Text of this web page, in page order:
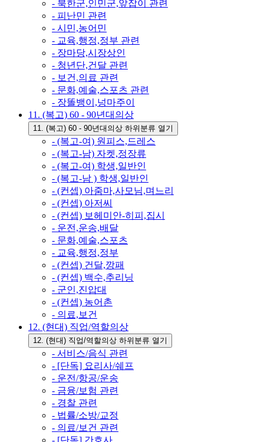
- 북한군,인민군,앞잡이 관련
- 피난민 관련
- 시민,농어민
- 교육,행정,정부 관련
- 장마당,시장상인
- 청년단,건달 관련
- 보건,의료 관련
- 문화,예술,스포츠 관련
- 장똘뱅이,넝마주이
11. (복고) 60 - 90년대의상
11. (복고) 60 - 90년대의상 하위분류 열기
- (복고-여) 원피스,드레스
- (복고-남) 자켓,정장류
- (복고-여) 학생,일반인
- (복고-남 ) 학생,일반인
- (컨셉) 아줌마,사모님,며느리
- (컨셉) 아저씨
- (컨셉) 보헤미안-히피,집시
- 운전,운송,배달
- 문화,예술,스포츠
- 교육,행정,정부
- (컨셉) 건달,깡패
- (컨셉) 백수,추리닝
- 군인,진압대
- (컨셉) 농어촌
- 의료,보건
12. (현대) 직업/역할의상
12. (현대) 직업/역할의상 하위분류 열기
- 서비스/음식 관련
- [단독] 요리사/쉐프
- 운전/항공/운송
- 금융/보험 관련
- 경찰 관련
- 법률/소방/교정
- 의료/보건 관련
- [단독] 간호사